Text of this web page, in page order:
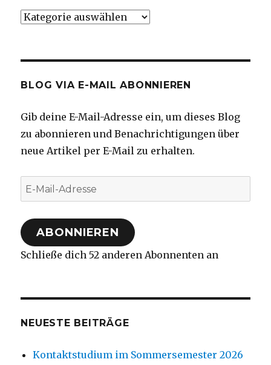
Kategorien
BLOG VIA E-MAIL ABONNIEREN
Gib deine E-Mail-Adresse ein, um dieses Blog
zu abonnieren und Benachrichtigungen über
neue Artikel per E-Mail zu erhalten.
E-
Mail-
Adresse
ABONNIEREN
Schließe dich 52 anderen Abonnenten an
NEUESTE BEITRÄGE
Kontaktstudium im Sommersemester 2026